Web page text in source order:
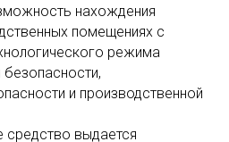
нахождения
помещениях с
режима
безопасности,
и производственной
средство выдается